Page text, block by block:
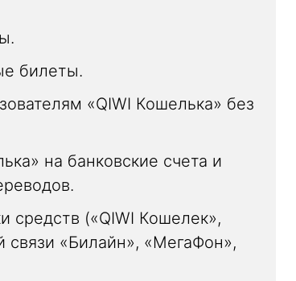
билеты.
«QIWI Кошелька» без
на банковские счета и
средств («QIWI Кошелек»,
связи «Билайн», «МегаФон»,